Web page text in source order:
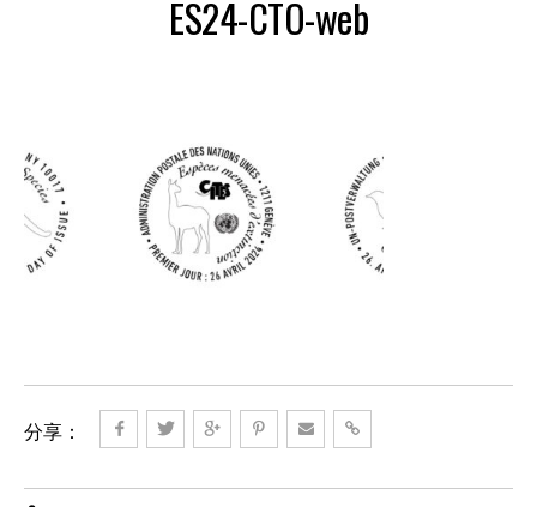
ES24-CTO-web
分享：